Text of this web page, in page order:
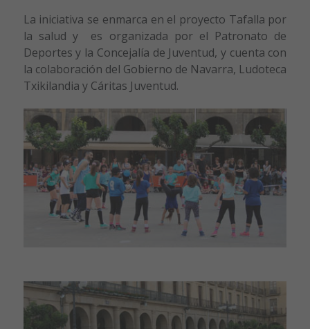
La iniciativa se enmarca en el proyecto Tafalla por
la salud y es organizada por el Patronato de
Deportes y la Concejalía de Juventud, y cuenta con
la colaboración del Gobierno de Navarra, Ludoteca
Txikilandia y Cáritas Juventud.